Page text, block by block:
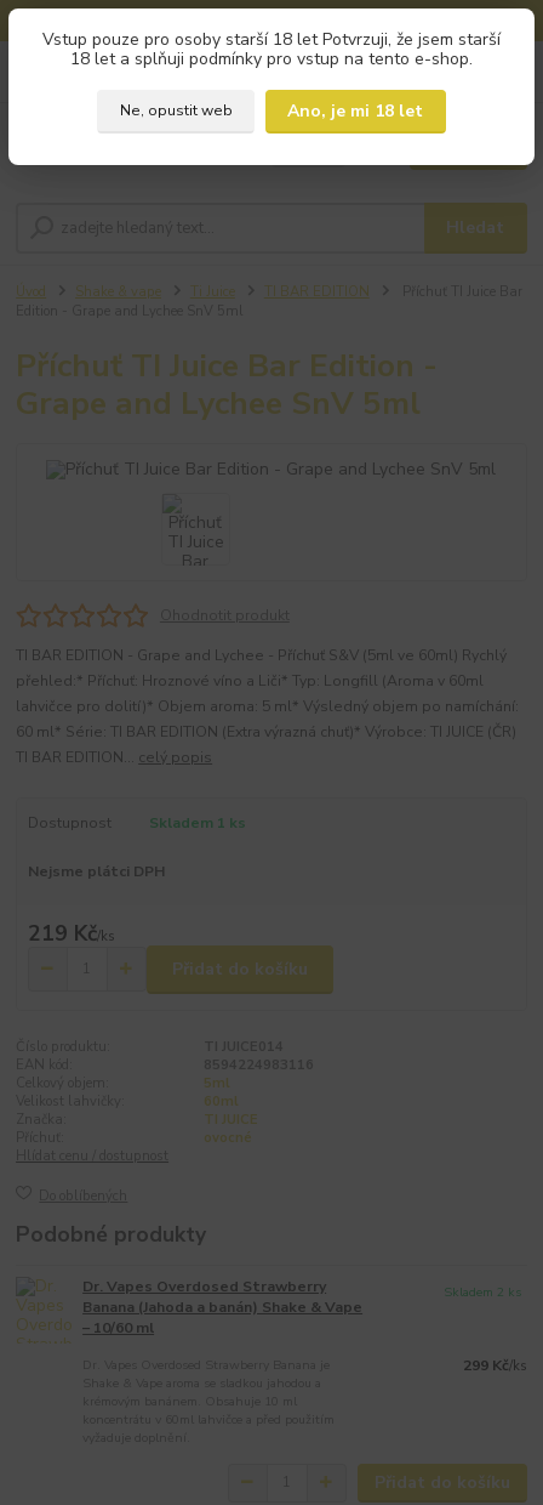
Vstup pouze pro osoby starší 18 let Potvrzuji, že jsem starší
18 let a splňuji podmínky pro vstup na tento e-shop.
Ne, opustit web
Ano, je mi 18 let
Hledat
+420 793 960 166
Úvod Shake & vape Ti Juice TI BAR EDITION
Příchuť TI Juice Bar Edition -
Grape and Lychee SnV 5ml
TI BAR EDITION - Grape and Lychee - Příchuť S&V (5ml ve 60ml) Rychlý
přehled:* Příchuť: Hroznové víno a Liči* Typ: Longfill (Aroma v 60ml
lahvičce pro dolití)* Objem aroma: 5 ml* Výsledný objem po namíchání:
60 ml* Série: TI BAR EDITION (Extra výrazná chuť)* Výrobce: TI JUICE (ČR)
TI BAR EDITION... celý popis
Dostupnost Skladem 1 ks
Nejsme plátci DPH
219 Kč/ks
Přidat do košíku
5ml
60ml
TI JUICE
ovocné
Podobné produkty
Dr. Vapes Overdosed Strawberry
Banana (Jahoda a banán) Shake & Vape
– 10/60 ml
299 Kč/ks
Skladem 2 ks
Přidat do košíku